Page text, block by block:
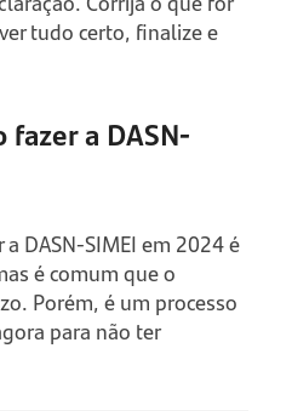
tudo certo, finalize e
a DASN-
DASN-SIMEI em 2024 é
é comum que o
Porém, é um processo
para não ter